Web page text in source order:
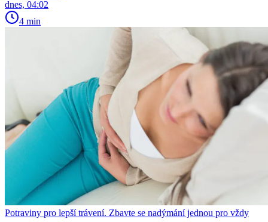
dnes, 04:02
4 min
Potraviny pro lepší trávení. Zbavte se nadýmání jednou pro vždy